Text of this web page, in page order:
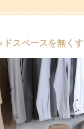
ドスペースを無くす